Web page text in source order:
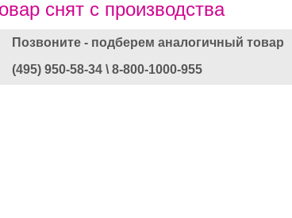
снят с производства
Позвоните - подберем аналогичный товар
(495) 950-58-34 \ 8-800-1000-955